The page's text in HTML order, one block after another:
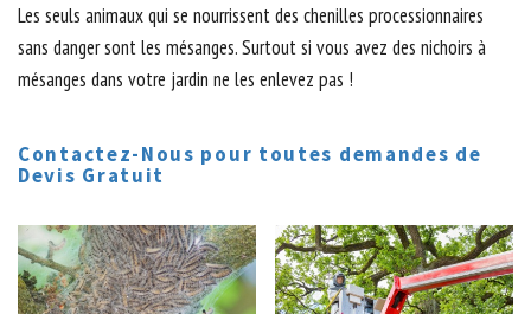
Les seuls animaux qui se nourrissent des chenilles processionnaires
sans danger sont les mésanges. Surtout si vous avez des nichoirs à
mésanges dans votre jardin ne les enlevez pas !
Contactez-Nous pour toutes demandes de
Devis Gratuit